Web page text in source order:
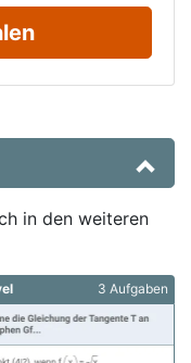
in den weiteren
3 Aufgaben